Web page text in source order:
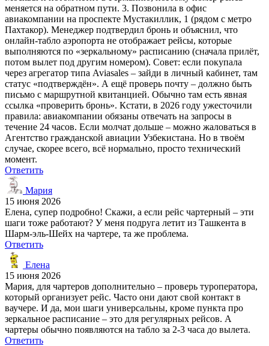
меняется на обратном пути. 3. Позвонила в офис
авиакомпании на проспекте Мустакиллик, 1 (рядом с метро
Пахтакор). Менеджер подтвердил бронь и объяснил, что
онлайн-табло аэропорта не отображает рейсы, которые
выполняются по «зеркальному» расписанию (сначала прилёт,
потом вылет под другим номером). Совет: если покупала
через агрегатор типа Aviasales – зайди в личный кабинет, там
статус «подтверждён». А ещё проверь почту – должно быть
письмо с маршрутной квитанцией. Обычно там есть явная
ссылка «проверить бронь». Кстати, в 2026 году ужесточили
правила: авиакомпании обязаны отвечать на запросы в
течение 24 часов. Если молчат дольше – можно жаловаться в
Агентство гражданской авиации Узбекистана. Но в твоём
случае, скорее всего, всё нормально, просто технический
момент.
Ответить
Мария
15 июня 2026
Елена, супер подробно! Скажи, а если рейс чартерный – эти
шаги тоже работают? У меня подруга летит из Ташкента в
Шарм-эль-Шейх на чартере, та же проблема.
Ответить
Елена
15 июня 2026
Мария, для чартеров дополнительно – проверь туроператора,
который организует рейс. Часто они дают свой контакт в
ваучере. И да, мои шаги универсальны, кроме пункта про
зеркальное расписание – это для регулярных рейсов. А
чартеры обычно появляются на табло за 2-3 часа до вылета.
Ответить